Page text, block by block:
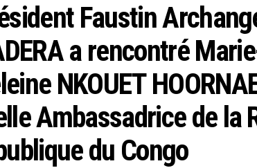
Faustin
a rencontré
NKOUET
Ambassadrice de la
du Congo